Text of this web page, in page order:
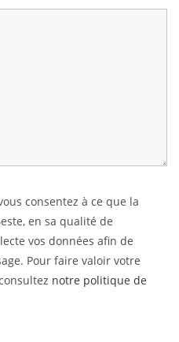
consentez à ce que la
en sa qualité de
vos données afin de
Pour faire valoir votre
notre politique de